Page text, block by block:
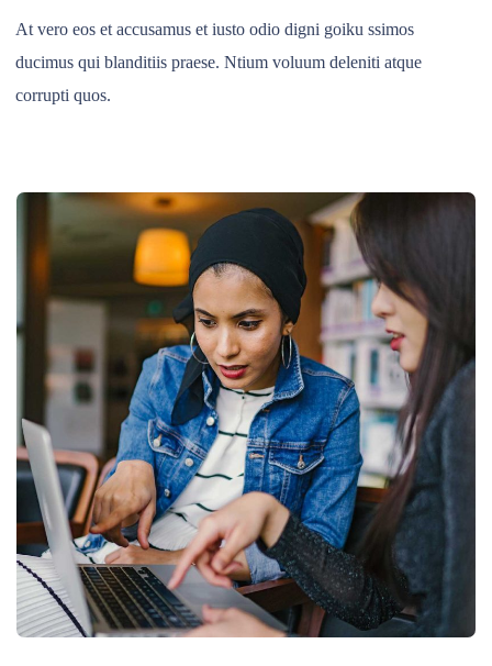
At vero eos et accusamus et iusto odio digni goiku ssimos
ducimus qui blanditiis praese. Ntium voluum deleniti atque
corrupti quos.